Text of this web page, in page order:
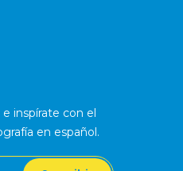
inspírate con el
en español.